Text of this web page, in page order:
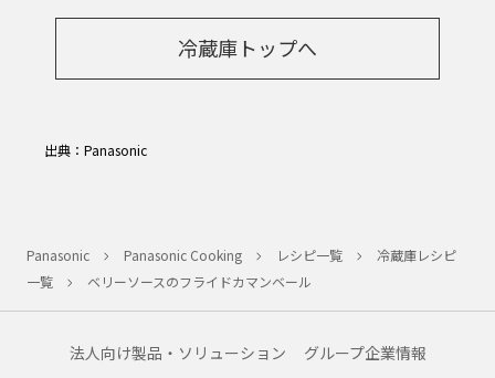
冷蔵庫トップへ
出典：Panasonic
Panasonic Panasonic Cooking レシピ一覧
冷蔵庫レシピ
一覧
ベリーソースのフライドカマンベール
法人向け製品・ソリューション グループ企業情報